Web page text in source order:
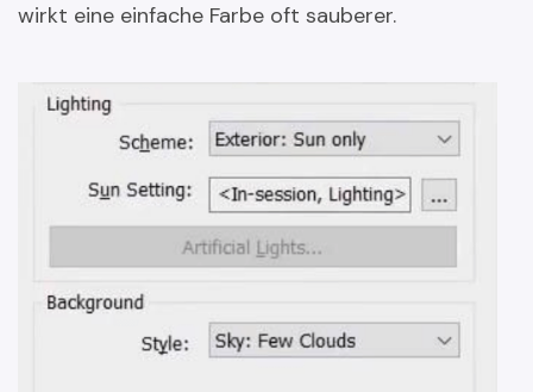
wirkt eine einfache Farbe oft sauberer.